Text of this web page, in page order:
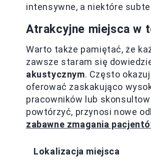
intensywne, a niektóre
Atrakcyjne miejsca w
Warto także pamiętać, że
zawsze staram się
akustycznym. Często
oferować zaskakująco
pracowników lub
powtórzyć, przynosi nowe
zabawne zmagania
Lokalizacja miejsca